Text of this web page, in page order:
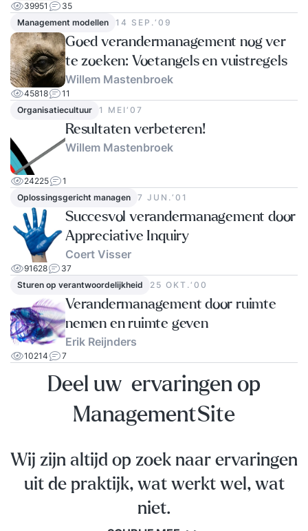
39951
35
Management modellen
14 SEP.‘09
Goed verandermanagement nog ver
te zoeken: Voetangels en vuistregels
Willem Mastenbroek
45818
11
Organisatiecultuur
1 MEI‘07
Resultaten verbeteren!
Willem Mastenbroek
24225
1
Oplossingsgericht managen
7 JUN.‘01
Succesvol verandermanagement door
Appreciative Inquiry
Coert Visser
91628
37
Sturen op verantwoordelijkheid
25 OKT.‘00
Verandermanagement door ruimte
nemen en ruimte geven
Erik Reijnders
10214 7
Deel uw ervaringen op
ManagementSite
Wij zijn altijd op zoek naar ervaringen
uit de praktijk, wat werkt wel, wat
niet.